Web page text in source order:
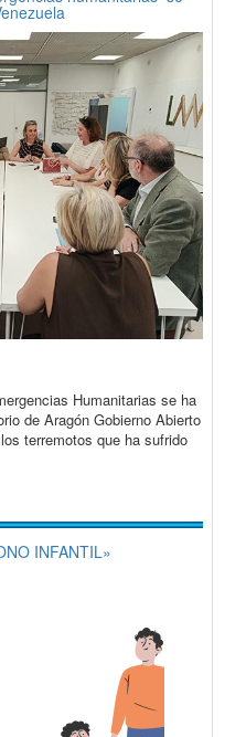
Humanitarias se ha
de Aragón Gobierno Abierto
terremotos que ha sufrido
INFANTIL»